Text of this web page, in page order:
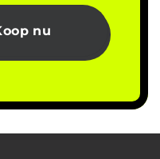
nu